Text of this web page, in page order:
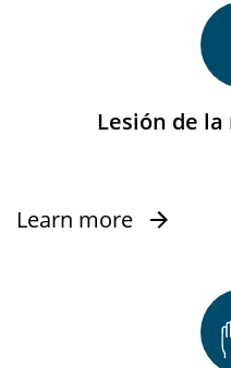
Lesión de
Learn more